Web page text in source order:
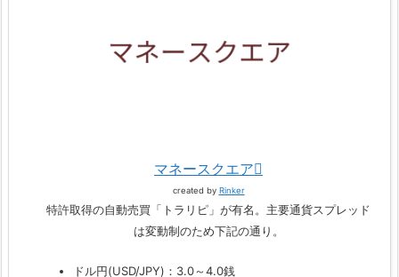
マネースクエア
created by Rinker
特許取得の自動売買「トラリピ」が有名。主要通貨スプレッド
は変動制のため下記の通り。
ドル円(USD/JPY)：3.0～4.0銭